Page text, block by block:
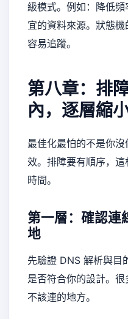
級模式。例如：降低
宜的資料來源。狀態
容易追蹤。
第八章：排
內，逐層縮
最佳化最怕的不是你
效。排障要有順序，
時間。
第一層：確認連
地
先驗證 DNS 解析與目
是否符合你的設計。
不該連的地方。